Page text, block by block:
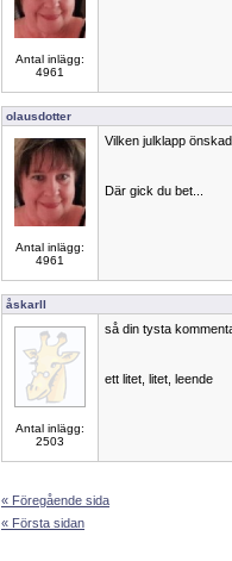
Antal inlägg:
4961
olausdotter
Antal inlägg:
4961
Vilken julklapp
Där gick du bet...
åskarll
Antal inlägg:
2503
så din tysta
ett litet, litet, leende
« Föregående sida
« Första sidan